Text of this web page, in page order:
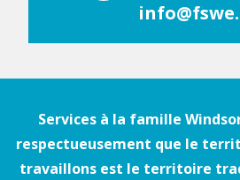
Services à la famille
respectueusement que le
travaillons est le territoire